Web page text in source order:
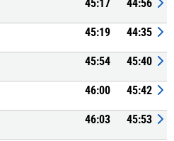
45:17 44:56
45:19 44:35
45:54 45:40
46:00 45:42
46:03 45:53